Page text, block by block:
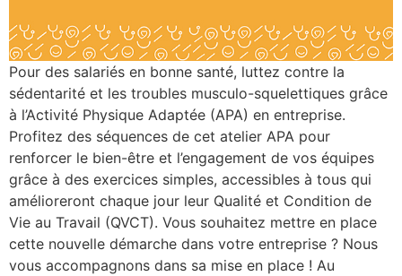
Pour des salariés en bonne santé, luttez contre la
sédentarité et les troubles musculo-squelettiques grâce
à l’Activité Physique Adaptée (APA) en entreprise.
Profitez des séquences de cet atelier APA pour
renforcer le bien-être et l’engagement de vos équipes
grâce à des exercices simples, accessibles à tous qui
amélioreront chaque jour leur Qualité et Condition de
Vie au Travail (QVCT). Vous souhaitez mettre en place
cette nouvelle démarche dans votre entreprise ? Nous
vous accompagnons dans sa mise en place ! Au